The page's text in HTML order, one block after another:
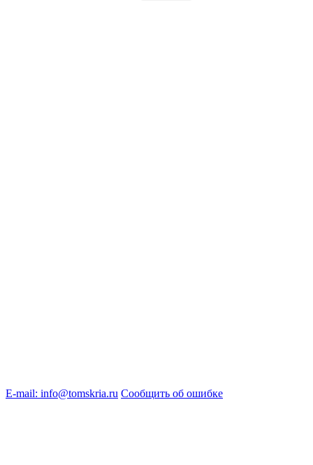
E-mail: info@tomskria.ru Сообщить об ошибке